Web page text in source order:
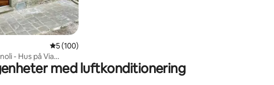
5 av 5 i genomsnittligt betyg, 100 omdömen
5 (100)
- Hus på Via
med luftkonditionering